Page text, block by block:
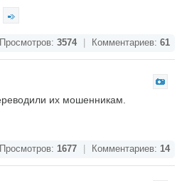
Просмотров: 3574 Комментариев: 61
их мошенникам.
Просмотров: 1677 Комментариев: 14